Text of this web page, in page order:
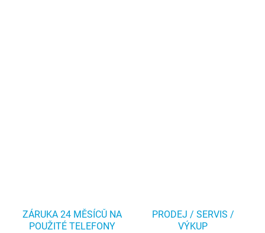
ZÁRUKA 24 MĚSÍCŮ NA
POUŽITÉ TELEFONY
PRODEJ / SERVIS /
VÝKUP